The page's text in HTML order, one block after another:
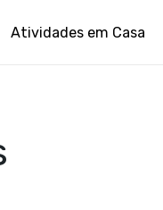
Atividades em Casa